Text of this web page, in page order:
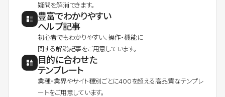
疑問を解消できます。
豊富でわかりやすい
ヘルプ記事
初心者でもわかりやすい、操作・機能に
関する解説記事をご用意しています。
目的に合わせた
テンプレート
業種・業界やサイト種別ごとに400を超える高品質なテンプレ
ートをご用意しています。